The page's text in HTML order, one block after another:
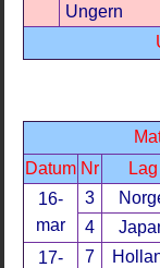
Ungern
Datum Nr Lag
16-
mar
3
4
17-
7